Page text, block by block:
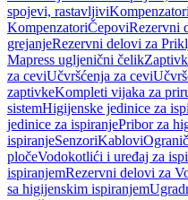
spojevi, rastavljiviKompenzatori
KompenzatoriČepoviRezervni
grejanjeRezervni delovi za
Mapress ugljenični čelik
za ceviUčvršćenja za cevi
zaptivkeKompleti vijaka za
sistemHigijenske jedinice za
jedinice za ispiranjePribor za
ispiranjeSenzoriKablovi
pločeVodokotlići i uređaj za
ispiranjemRezervni delovi za
sa higijenskim ispiranjem